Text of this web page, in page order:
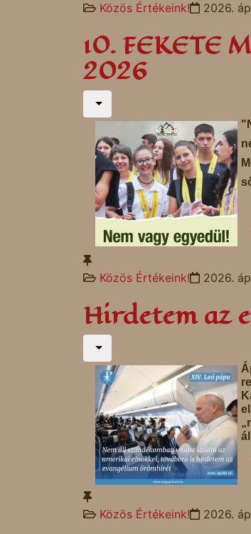
Közös Értékeink! 2026.
10. FEKETE
2026
Közös Értékeink! 2026.
Hirdetem az
Közös Értékeink! 2026.